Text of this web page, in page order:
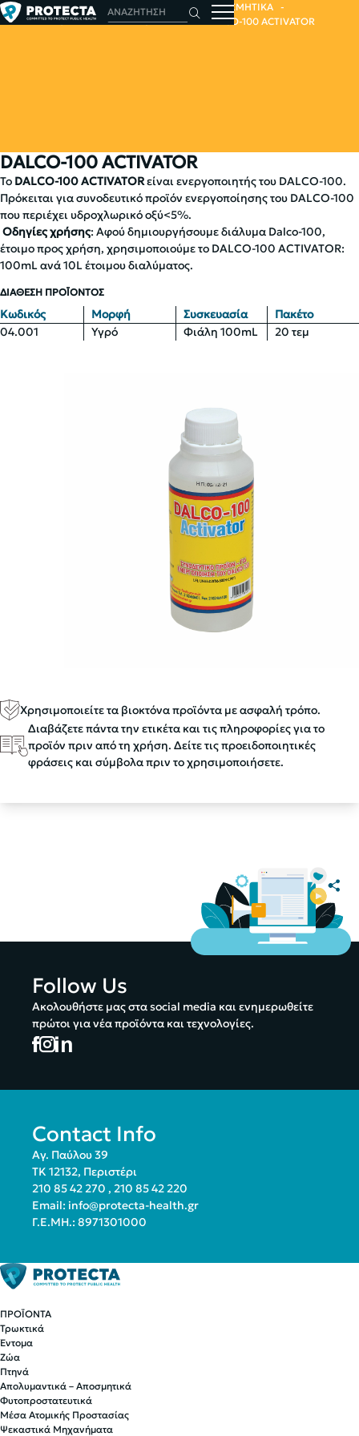
ΑΡΧΙΚΗ
ΑΠΟΛΥΜΑΝΤΙΚΑ - ΑΠΟΣΜΗΤΙΚΑ
ΑΠΟΛΥΜΑΝΤΙΚΑ - ΚΑΘΑΡΙΣΤΙΚΑ
DALCO-100 ACTIVATOR
DALCO-100 ACTIVATOR
Το DALCO-100 ACTIVATORείναι ενεργοποιητής του DALCO-100.
Πρόκειται για συνοδευτικό προϊόν ενεργοποίησης του DALCO-100
που περιέχει υδροχλωρικό οξύ<5%.
Οδηγίες χρήσης: Αφού δημιουργήσουμε διάλυμα Dalco-100,
έτοιμο προς χρήση, χρησιμοποιούμε το DALCO-100 ACTIVATOR:
100mL ανά 10L έτοιμου διαλύματος.
ΔΙΑΘΕΣΗ ΠΡΟΪΟΝΤΟΣ
Κωδικός Μορφή Συσκευασία
Πακέτο
04.001
Υγρό Φιάλη 100mL 20 τεμ
Χρησιμοποιείτε τα βιοκτόνα προϊόντα με ασφαλή τρόπο.
Διαβάζετε πάντα την ετικέτα και τις πληροφορίες για το
προϊόν πριν από τη χρήση. Δείτε τις προειδοποιητικές
φράσεις και σύμβολα πριν το χρησιμοποιήσετε.
Follow Us
Ακολουθήστε μας στα social media και ενημερωθείτε
πρώτοι για νέα προϊόντα και τεχνολογίες.
Contact Info
Αγ. Παύλου 39
ΤΚ 12132, Περιστέρι
210 85 42 270 , 210 85 42 220
Email: info@protecta-health.gr
Γ.Ε.ΜΗ.: 8971301000
ΠΡΟΪΟΝΤΑ
Τρωκτικά
Έντομα
Ζώα
Πτηνά
Απολυμαντικά – Αποσμητικά
Φυτοπροστατευτικά
Μέσα Ατομικής Προστασίας
Ψεκαστικά Μηχανήματα